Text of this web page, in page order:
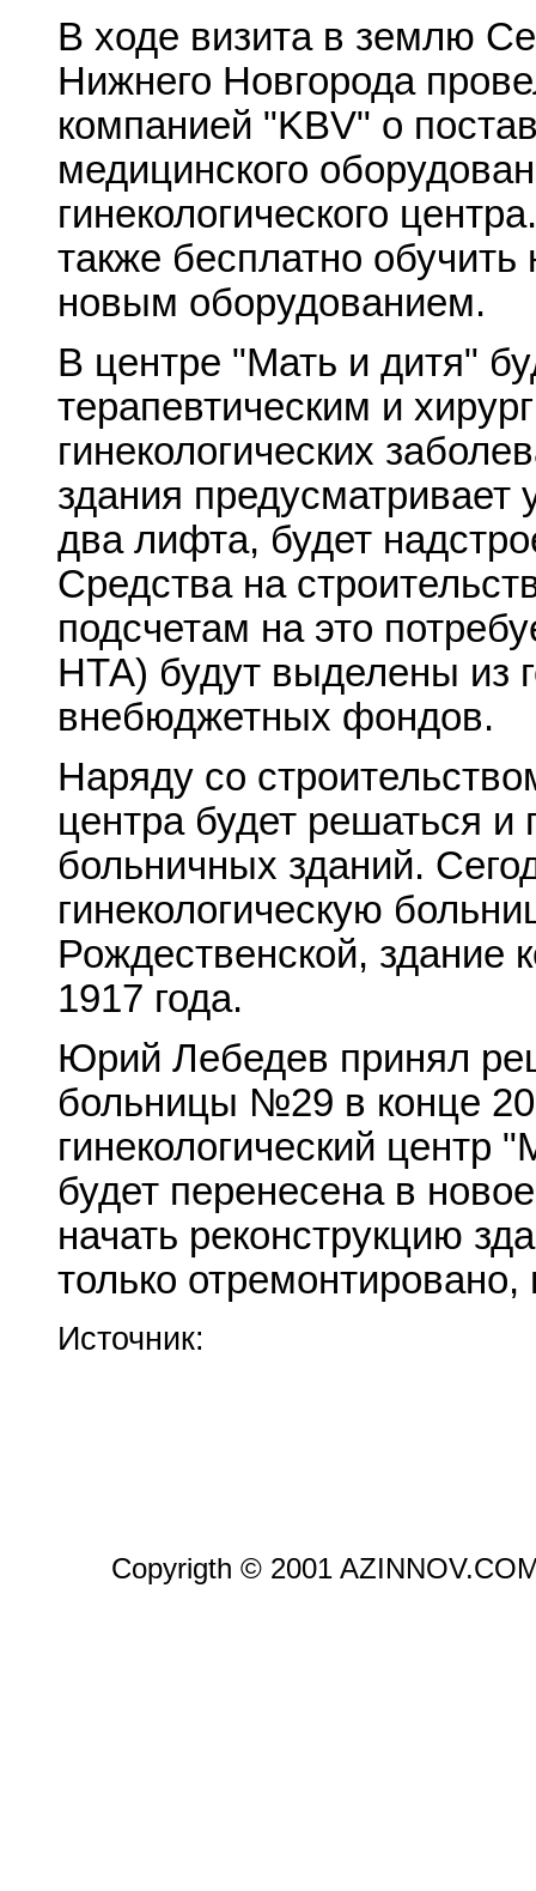
В ходе визита в землю
Нижнего Новгорода
компанией "KBV" о
медицинского
гинекологического
также бесплатно обучить
новым оборудованием.
В центре "Мать и дитя"
терапевтическим и
гинекологических
здания
два лифта, будет
Средства на
подсчетам на это
НТА) будут выделены из
внебюджетных фондов.
Наряду со
центра будет решаться
больничных зданий.
гинекологическую
Рождественской, здание
1917 года.
Юрий Лебедев принял
больницы №29 в конце
гинекологический центр
будет перенесена в
начать реконструкцию
только
Источник:
Copyrigth © 2001